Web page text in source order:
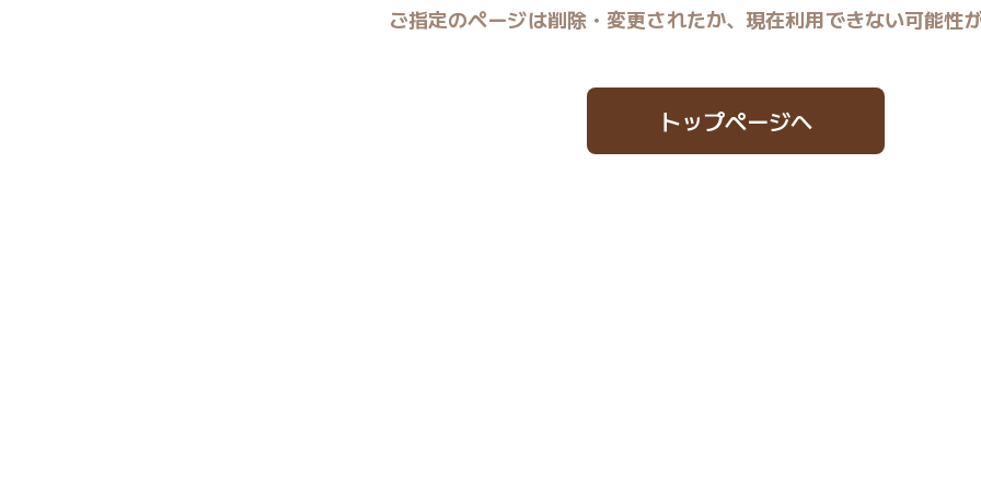
ご指定のページは削除・変更されたか、現在利用できない可能性
トップページへ